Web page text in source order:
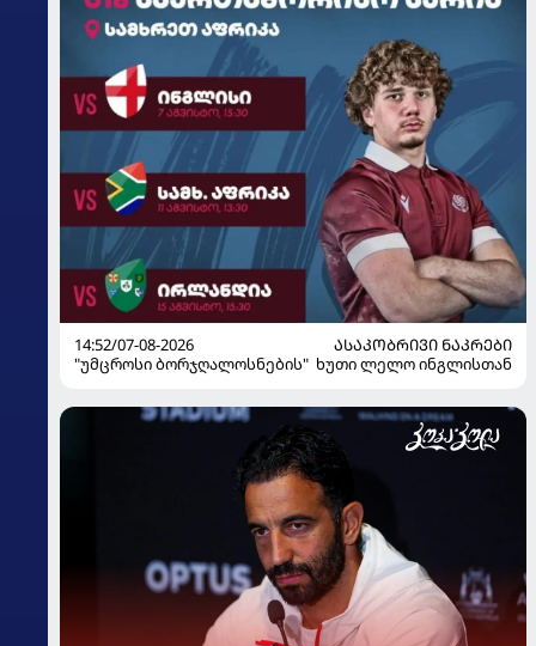
14:52/07-08-2026
ᲐᲡᲐᲙᲝᲑᲠᲘᲕᲘ ᲜᲐᲙᲠᲔᲑᲘ
"უმცროსი ბორჯღალოსნების" ხუთი ლელო ინგლისთან